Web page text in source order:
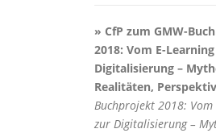
» CfP zum GMW-
2018: Vom E-
Digitalisierung –
Realitäten,
Buchprojekt 2018: Vom
zur Digitalisierung –